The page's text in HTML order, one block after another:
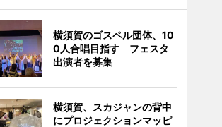
横須賀のゴスペル団体、10
0人合唱目指す フェスタ
出演者を募集
横須賀、スカジャンの背中
にプロジェクションマッピ